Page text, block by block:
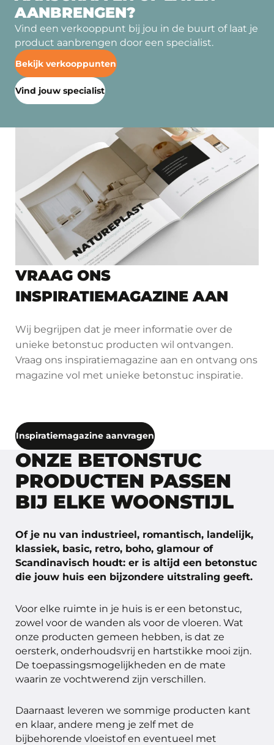
AANBRENGEN?
Vind een verkooppunt bij jou in de buurt of laat je
product aanbrengen door een specialist.
Bekijk verkooppunten
Vind jouw specialist
VRAAG ONS
INSPIRATIEMAGAZINE AAN
Wij begrijpen dat je meer informatie over de
unieke betonstuc producten wil ontvangen.
Vraag ons inspiratiemagazine aan en ontvang ons
magazine vol met unieke betonstuc inspiratie.
Inspiratiemagazine aanvragen
ONZE BETONSTUC
PRODUCTEN PASSEN
BIJ ELKE WOONSTIJL
Of je nu van industrieel, romantisch, landelijk,
klassiek, basic, retro, boho, glamour of
Scandinavisch houdt: er is altijd een betonstuc
die jouw huis een bijzondere uitstraling geeft.
Voor elke ruimte in je huis is er een betonstuc,
zowel voor de wanden als voor de vloeren. Wat
onze producten gemeen hebben, is dat ze
oersterk, onderhoudsvrij en hartstikke mooi zijn.
De toepassingsmogelijkheden en de mate
waarin ze vochtwerend zijn verschillen.
Daarnaast leveren we sommige producten kant
en klaar, andere meng je zelf met de
bijbehorende vloeistof en eventueel met